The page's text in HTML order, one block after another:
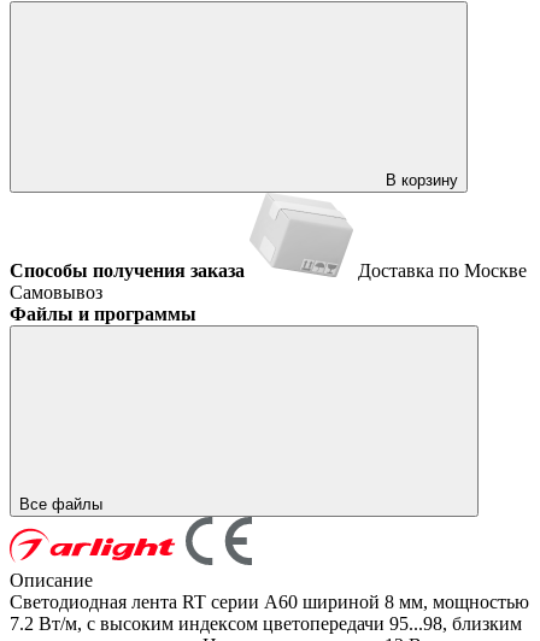
В корзину
Способы получения заказа
Доставка по Москве
Самовывоз
Файлы и программы
Все файлы
Описание
Светодиодная лента RT серии A60 шириной 8 мм, мощностью
7.2 Вт/м, с высоким индексом цветопередачи 95...98, близким